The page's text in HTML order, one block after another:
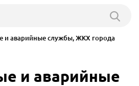
аварийные службы, ЖКХ города
и аварийные